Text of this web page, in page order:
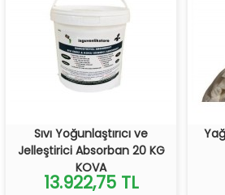
Sıvı Yoğunlaştırıcı ve
Jelleştirici Absorban 20 KG
KOVA
13.922,75 TL